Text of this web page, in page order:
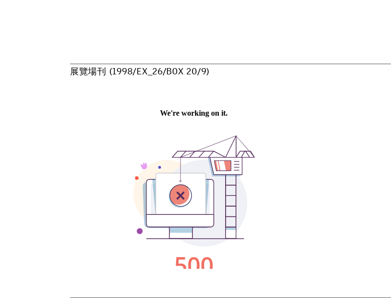
展覽場刊 (1998/EX 26/BOX 20/9)